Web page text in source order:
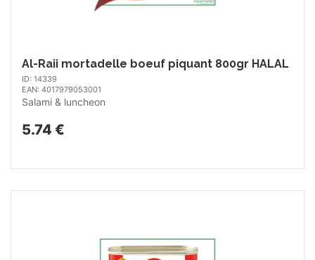
Al-Raii mortadelle boeuf piquant 800gr HALAL
ID: 14339
EAN: 4017979053001
Salami & luncheon
5.74 €